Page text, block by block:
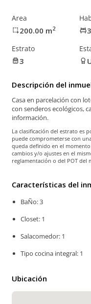
Area
200.00 m2 3
Estrato
3
Descripción del
Casa en parcelación con
con senderos ecológicos,
información.
La clasificación del estrato es
puede comprometerse con
queda definido en el
cambios y/o ajustes en el
reglamentación o del POT del
Características del
BaÑo: 3
Closet: 1
Salacomedor: 1
Tipo cocina integral: 1
Ubicación